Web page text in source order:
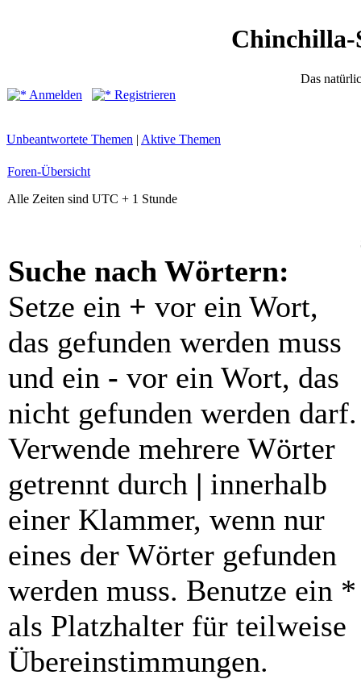
Chinchilla-
Das
Anmelden
Registrieren
Unbeantwortete Themen | Aktive Themen
Foren-Übersicht
Alle Zeiten sind UTC + 1 Stunde
Suche nach Wörtern:
Setze ein + vor ein Wort,
das gefunden werden muss
und ein - vor ein Wort, das
nicht gefunden werden darf.
Verwende mehrere Wörter
getrennt durch | innerhalb
einer Klammer, wenn nur
eines der Wörter gefunden
werden muss. Benutze ein *
als Platzhalter für teilweise
Übereinstimmungen.